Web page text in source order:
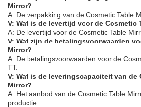
Mirror?
A: De verpakking van de Cosmetic Table
V: Wat is de levertijd voor de Cosmetic
A: De levertijd voor de Cosmetic Table
V: Wat zijn de betalingsvoorwaarden
Mirror?
A: De betalingsvoorwaarden voor de
TT.
V: Wat is de leveringscapaciteit van de
Mirror?
A: Het aanbod van de Cosmetic Table
productie.